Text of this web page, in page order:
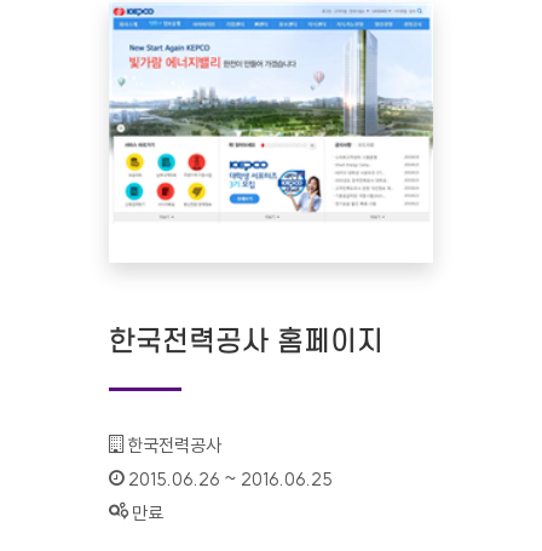
한국전력공사 홈페이지
기관명 :
한국전력공사
인증기간 :
2015.06.26 ~ 2016.06.25
상태 :
만료